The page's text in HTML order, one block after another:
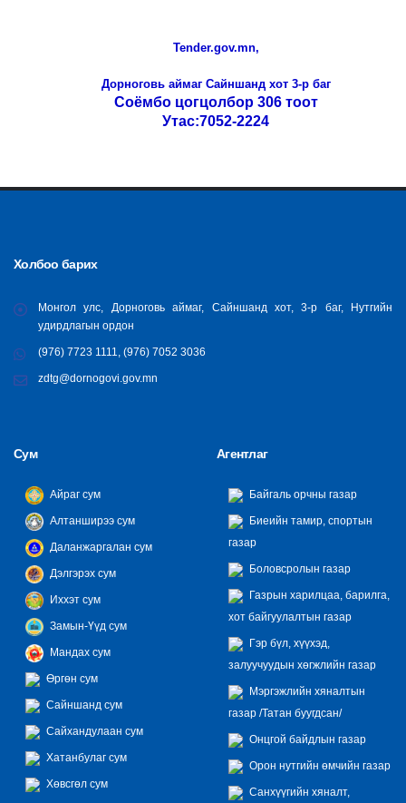
Tender.gov.mn,
Дорноговь аймаг Сайншанд хот 3-р баг
Соёмбо цогцолбор 306 тоот
Утас:7052-2224
Холбоо барих
Монгол улс, Дорноговь аймаг, Сайншанд хот, 3-р баг, Нутгийн
удирдлагын ордон
(976) 7723 1111, (976) 7052 3036
zdtg@dornogovi.gov.mn
Сум
Айраг сум
Алтанширээ сум
Даланжаргалан сум
Дэлгэрэх сум
Иххэт сум
Замын-Үүд сум
Мандах сум
Өргөн сум
Сайншанд сум
Сайхандулаан сум
Хатанбулаг сум
Хөвсгөл сум
Агентлаг
Байгаль орчны газар
Биеийн тамир, спортын
газар
Боловсролын газар
Газрын харилцаа, барилга,
хот байгуулалтын газар
Гэр бүл, хүүхэд,
залуучуудын хөгжлийн газар
Мэргэжлийн хяналтын
газар /Татан буугдсан/
Онцгой байдлын газар
Орон нутгийн өмчийн газар
Санхүүгийн хяналт,